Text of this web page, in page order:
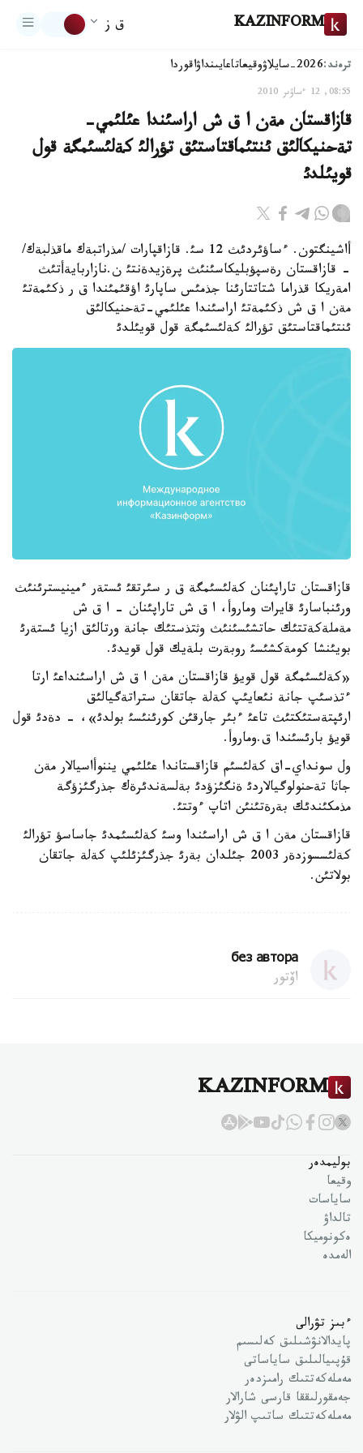
KAZINFORM ق ز
ترەند:2026-سايلاۋ وقيعاتاعايىنداۋاقوردا
08:55, 12 ءساۋىر 2010
قازاقستان مةن ا ق ش اراسئندا عئلئمي-
تةحنيكالئق ئنتئماقتاستئق تؤرالئ كةلئسئمگة قول
قويئلدئ
أاشينگتون. ءساؤئردئث 12 سئ. قازاقپارات /مذراتبةك ماقذلبةك/
- قازاقستان رةسپؤبليكاسئنئث پرةزيدةنتئ ن.نازاربايةأتئث
امةريكا قذراما شتاتتارئنا جذمئس ساپارئ اؤقئمئندا ق ر ذكئمةتئ
مةن ا ق ش ذكئمةتئ اراسئندا عئلئمي-تةحنيكالئق
ئنتئماقتاستئق تؤرالئ كةلئسئمگة قول قويئلدئ
قازاقستان تاراپئنان كةلئسئمگة ق ر سئرتقئ ئستةر ءمينيسترئنئث
ورئنباسارئ قايرات وماروأ، ا ق ش تاراپئنان - ا ق ش
مةملةكةتتئك حاتشئسئنئث وثتذستئك جانة ورتالئق ازيا ئستةرئ
بويئنشا كومةكشئسئ روبةرت بلةيك قول قويدئ.
«كةلئسئمگة قول قويؤ قازاقستان مةن ا ق ش اراسئنداعئ ارتا
ءتذسئپ جانة نئعايئپ كةلة جاتقان ستراتةگيالئق
ارئپتةستئكتئث تاعئ ءبئر جارقئن كورئنئسئ بولدئ»، - دةدئ قول
قويؤ بارئسئندا ق.وماروأ.
ول سونداي-اق كةلئسئم قازاقستاندا عئلئمي يننوأاسيالار مةن
جاثا تةحنولوگيالاردئ ةنگئزؤدئ بةلسةندئرةك جذرگئزؤگة
مذمكئندئك بةرةتئنئن اتاپ ءوتتئ.
قازاقستان مةن ا ق ش اراسئندا وسئ كةلئسئمدئ جاساسؤ تؤرالئ
كةلئسسوزدةر 2003 جئلدان بةرئ جذرگئزئلئپ كةلة جاتقان
بولاتئن.
без автора
اۆتور
KAZINFORM
بوليمدەر
وقيعا
ساياسات
تالداۋ
ەكونوميكا
الەمدە
ءبىز تۋرالى
پايدالانۋشىلىق كەلىسىم
قۇپىيالىلىق ساياساتى
مەملەكەتتىك رامىزدەر
جەمقورلىققا قارسى شارالار
مەملەكەتتىك ساتىپ الۋلار